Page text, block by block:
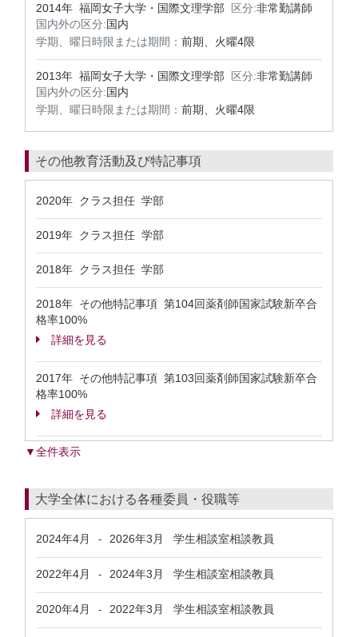
2014年 福岡女子大学・国際文理学部 区分:非常勤講師
国内外の区分:国内
学期、曜日時限または期間： 前期、火曜4限
2013年 福岡女子大学・国際文理学部 区分:非常勤講師
国内外の区分:国内
学期、曜日時限または期間： 前期、火曜4限
その他教育活動及び特記事項
2020年 クラス担任 学部
2019年 クラス担任 学部
2018年 クラス担任 学部
2018年 その他特記事項 第104回薬剤師国家試験新卒合
格率100%
詳細を見る
2017年 その他特記事項 第103回薬剤師国家試験新卒合
格率100%
詳細を見る
▼全件表示
大学全体における各種委員・役職等
2024年4月 - 2026年3月 学生相談室相談教員
2022年4月 - 2024年3月 学生相談室相談教員
2020年4月 - 2022年3月 学生相談室相談教員